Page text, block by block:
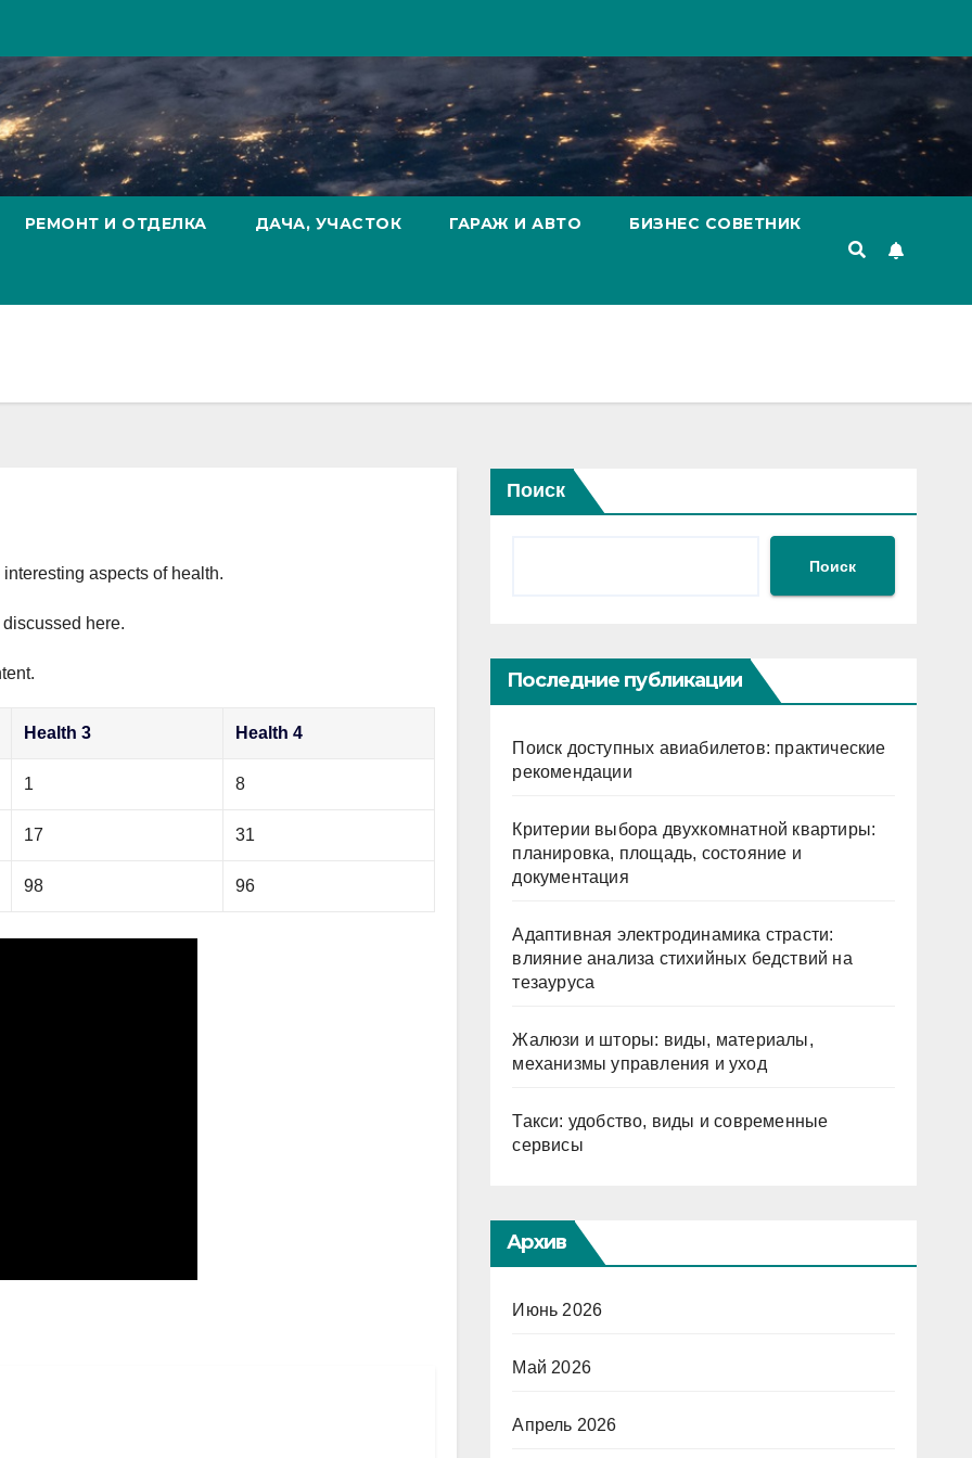
РЕМОНТ И ОТДЕЛКА ДАЧА, УЧАСТОК ГАРАЖ И АВТО БИЗНЕС СОВЕТНИК
aspects of health.
here.
Health 3 Health 4
1 8
17 31
98 96
Поиск
Поиск
Последние публикации
Поиск доступных авиабилетов: практические
рекомендации
Критерии выбора двухкомнатной квартиры:
планировка, площадь, состояние и
документация
Адаптивная электродинамика страсти:
влияние анализа стихийных бедствий на
тезауруса
Жалюзи и шторы: виды, материалы,
механизмы управления и уход
Такси: удобство, виды и современные
сервисы
Архив
Июнь 2026
Май 2026
Апрель 2026